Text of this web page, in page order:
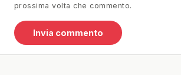
prossima volta che commento.